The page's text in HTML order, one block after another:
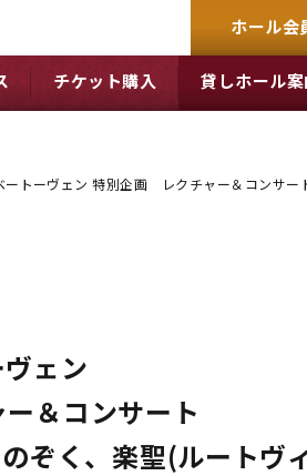
ホール会
チケット購入 貸しホール案
ートーヴェン 特別企画 レクチャー＆コンサー
ェン
＆コンサート
ぞく、楽聖(ルートヴ